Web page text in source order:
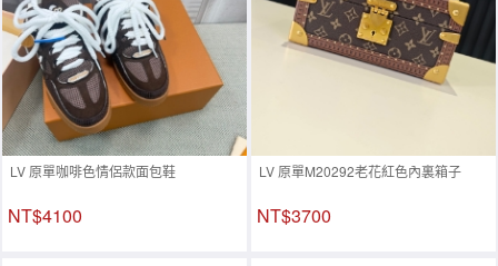
LV 原單咖啡色情侶款面包鞋
NT$4100
LV 原單M20292老花紅色內裏箱子
NT$3700